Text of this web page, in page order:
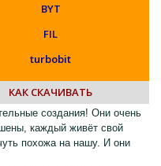
BYT
FIL
turbobit
КАК СКАЧИВАТЬ
создания! Они очень
каждый живёт свой
похожа на нашу. И они